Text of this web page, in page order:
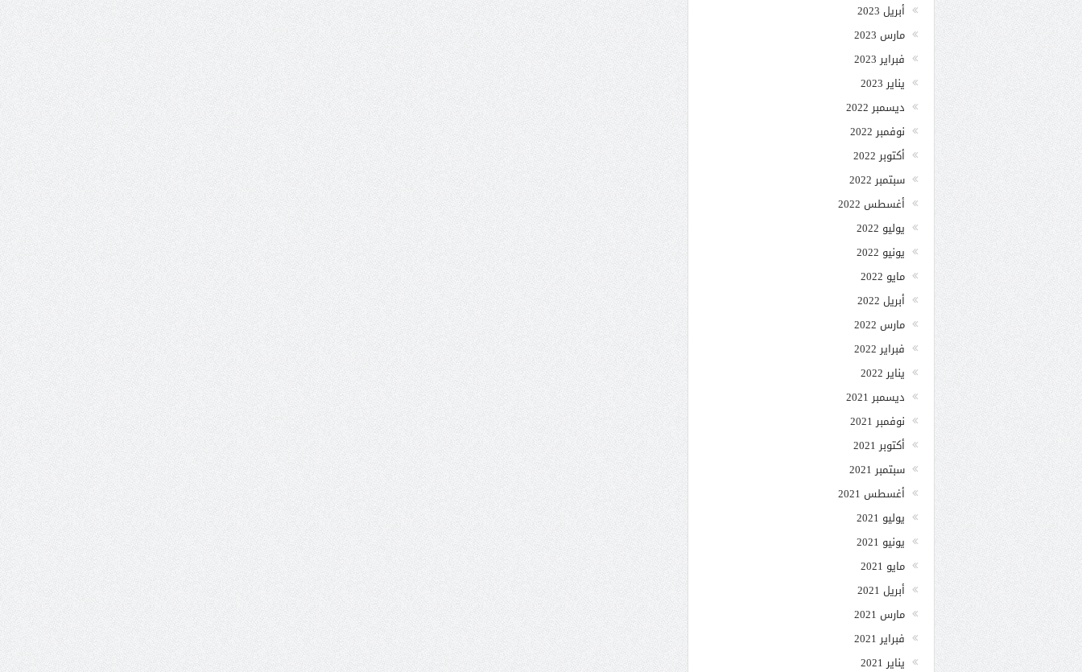
أبريل 2023
مارس 2023
فبراير 2023
يناير 2023
ديسمبر 2022
نوفمبر 2022
أكتوبر 2022
سبتمبر 2022
أغسطس 2022
يوليو 2022
يونيو 2022
مايو 2022
أبريل 2022
مارس 2022
فبراير 2022
يناير 2022
ديسمبر 2021
نوفمبر 2021
أكتوبر 2021
سبتمبر 2021
أغسطس 2021
يوليو 2021
يونيو 2021
مايو 2021
أبريل 2021
مارس 2021
فبراير 2021
يناير 2021